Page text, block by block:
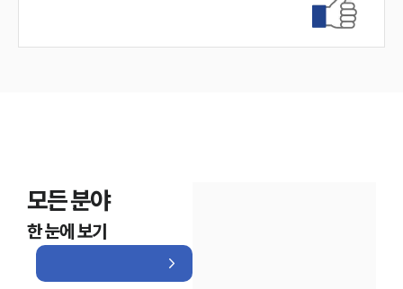
모든 분야
한 눈에 보기